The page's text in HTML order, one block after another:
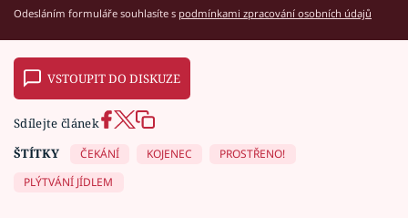
Odesláním formuláře souhlasíte s podmínkami zpracování osobních údajů
VSTOUPIT DO DISKUZE
Sdílejte článek
ŠTÍTKY
ČEKÁNÍ KOJENEC
PROSTŘENO!
PLÝTVÁNÍ JÍDLEM